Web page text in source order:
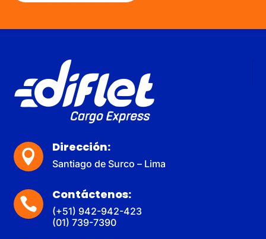

Dirección:
Santiago de Surco – Lima

Contáctenos:
(+51) 942-942-423
(01) 739-7390